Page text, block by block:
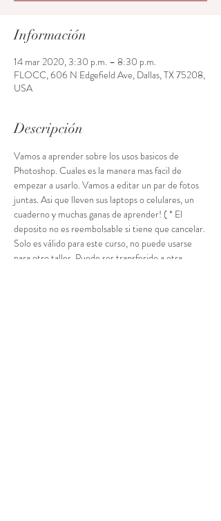
Información
14 mar 2020, 3:30 p.m. – 8:30 p.m.
FLOCC, 606 N Edgefield Ave, Dallas, TX 75208,
USA
Descripción
Vamos a aprender sobre los usos basicos de
Photoshop. Cuales es la manera mas facil de
empezar a usarlo. Vamos a editar un par de fotos
juntas. Asi que lleven sus laptops o celulares, un
cuaderno y muchas ganas de aprender! ( * El
deposito no es reembolsable si tiene que cancelar.
Solo es válido para este curso, no puede usarse
para otro taller. Puede ser transferido a otra